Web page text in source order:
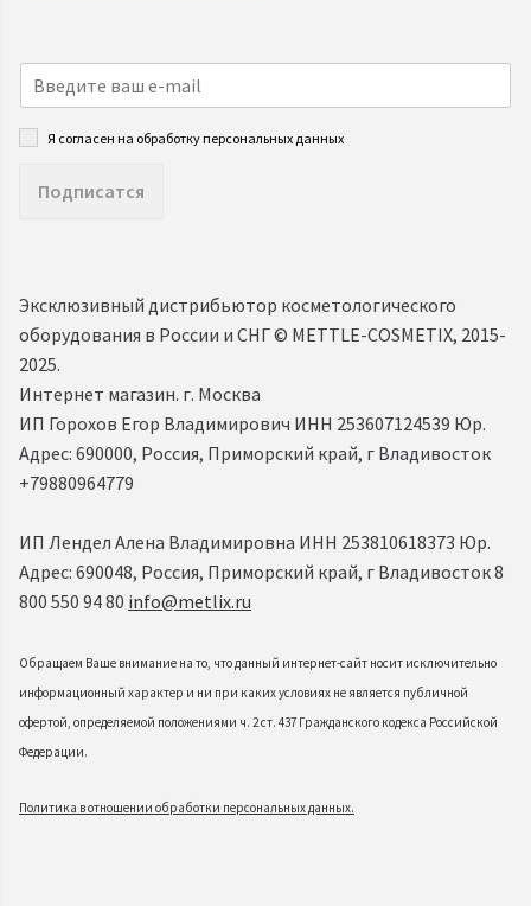
Я согласен на обработку персональных данных
Подписатся
Эксклюзивный дистрибьютор косметологического
оборудования в России и СНГ ©️ METTLE-COSMETIX, 2015-
2025.
Интернет магазин. г. Москва
ИП Горохов Егор Владимирович ИНН 253607124539 Юр.
Адрес: 690000, Россия, Приморский край, г Владивосток
+79880964779
ИП Лендел Алена Владимировна ИНН 253810618373 Юр.
Адрес: 690048, Россия, Приморский край, г Владивосток 8
800 550 94 80 info@metlix.ru
Обращаем Ваше внимание на то, что данный интернет-сайт носит исключительно
информационный характер и ни при каких условиях не является публичной
офертой, определяемой положениями ч. 2 ст. 437 Гражданского кодекса Российской
Федерации.
Политика в отношении обработки персональных данных.